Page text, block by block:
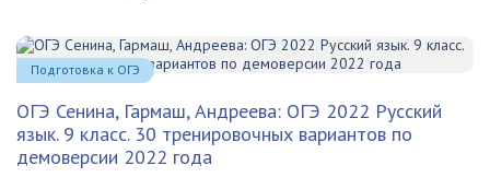
ОГЭ Сенина, Гармаш, Андреева: ОГЭ 2022 Русский
язык. 9 класс. 30 тренировочных вариантов по
демоверсии 2022 года
Подготовка к ОГЭ